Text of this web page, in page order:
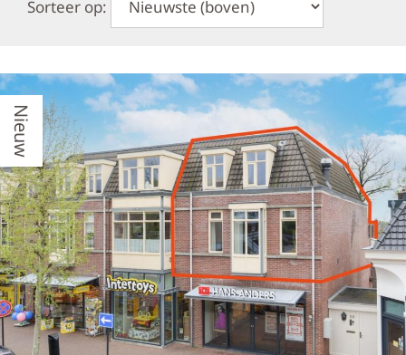
Sorteer op:
Nieuw